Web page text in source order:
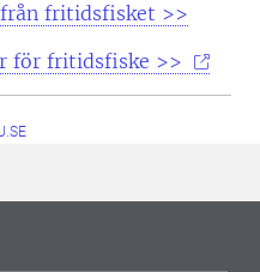
från fritidsfisket >>
för fritidsfiske >>